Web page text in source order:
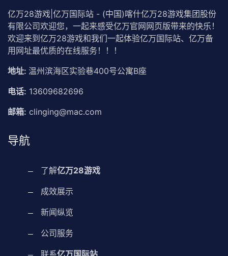
亿万28游戏|亿万国际站 - (中国)喀什亿万28游戏集团股份
有限公司欢迎您，一起来感受亿万官网网页版带来的快乐！
欢迎来到亿万28游戏和我们一起体验亿万国际站、亿万备
用网址最优质的在线服务！！！
地址: 温州滨海区实验巷400号公寓B座
电话: 13609682696
邮箱: clinging@mac.com
导航
了解亿万28游戏
成效展示
新闻纵览
公司服务
联系亿万国际站